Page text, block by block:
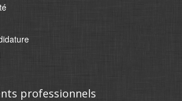
professionnels